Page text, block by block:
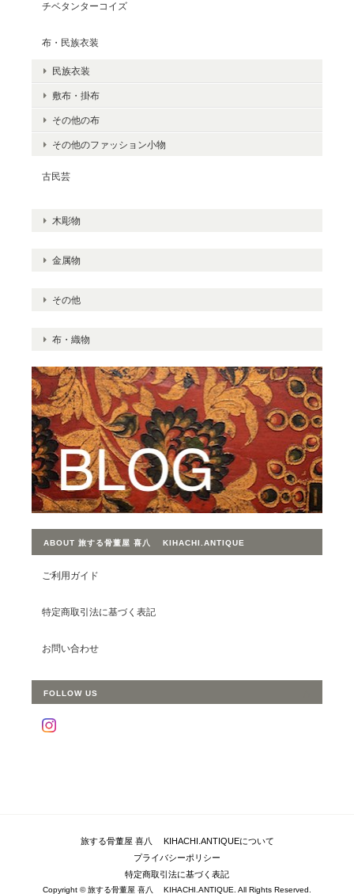
チベタンターコイズ
布・民族衣装
民族衣装
敷布・掛布
その他の布
その他のファッション小物
古民芸
木彫物
金属物
その他
布・織物
ABOUT 旅する骨董屋 喜八 KIHACHI.ANTIQUE
ご利用ガイド
特定商取引法に基づく表記
お問い合わせ
FOLLOW US
旅する骨董屋 喜八 KIHACHI.ANTIQUEについて
プライバシーポリシー
特定商取引法に基づく表記
Copyright © 旅する骨董屋 喜八 KIHACHI.ANTIQUE. All Rights Reserved.